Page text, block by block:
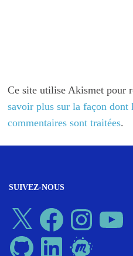
Ce site utilise Akismet pour
savoir plus sur la façon dont
commentaires sont traitées.
SUIVEZ-NOUS
X Facebook Instagram
GitHub LinkedIn Meetup